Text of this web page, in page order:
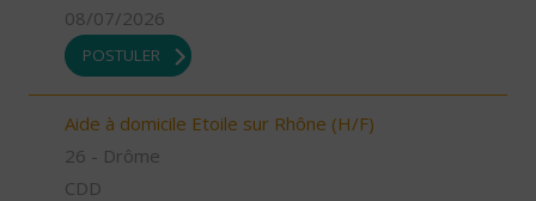
08/07/2026
POSTULER
Aide à domicile Etoile sur Rhône (H/F)
26 - Drôme
CDD